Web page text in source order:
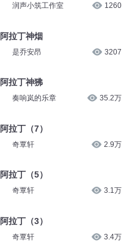
润声小筑工作室 1260
阿拉丁神烟
是乔安昂 3207
阿拉丁神狒
奏响岚的乐章 35.2万
阿拉丁（7）
奇覃轩 2.9万
阿拉丁（5）
奇覃轩 3.1万
阿拉丁（3）
奇覃轩 3.4万